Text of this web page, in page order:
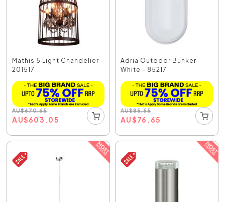
Mathis 5 Light Chandelier -
201517
AU$670.65
AU$603.05
Adria Outdoor Bunker
White - 85217
AU$85.55
AU$76.65